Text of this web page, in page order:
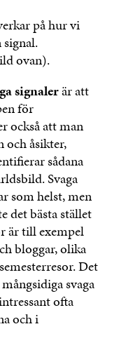
på hur vi
ovan).
signalerär att
för
också att man
och åsikter,
sådana
Svaga
som helst, men
det bästa stället
är till exempel
bloggar, olika
Det
svaga
ofta
och i